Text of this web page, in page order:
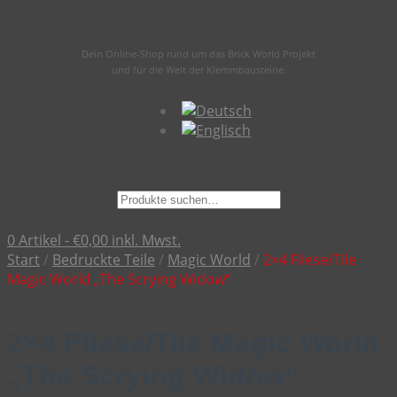
Dein Online-Shop rund um das Brick World Projekt
und für die Welt der Klemmbausteine.
Suche
0 Artikel -€0,00 inkl. Mwst.
Start / Bedruckte Teile / Magic World / 2×4 Fliese/Tile
Magic World „The Scrying Widow“